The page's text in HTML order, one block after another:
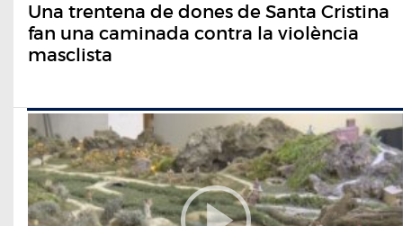
Una trentena de dones de Santa Cristina
fan una caminada contra la violència
masclista